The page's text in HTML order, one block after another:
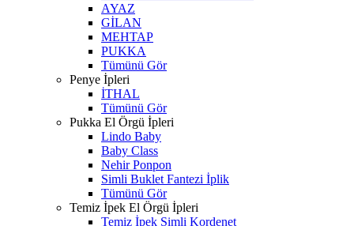
AYAZ
GİLAN
MEHTAP
PUKKA
Tümünü Gör
Penye İpleri
İTHAL
Tümünü Gör
Pukka El Örgü İpleri
Lindo Baby
Baby Class
Nehir Ponpon
Simli Buklet Fantezi İplik
Tümünü Gör
Temiz İpek El Örgü İpleri
Temiz İpek Simli Kordenet